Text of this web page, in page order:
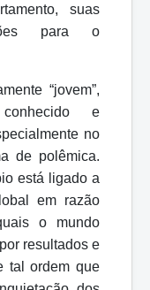
suas
para o
“jovem”,
conhecido e
no
de polêmica.
está ligado a
em razão
o mundo
resultados e
tal ordem que